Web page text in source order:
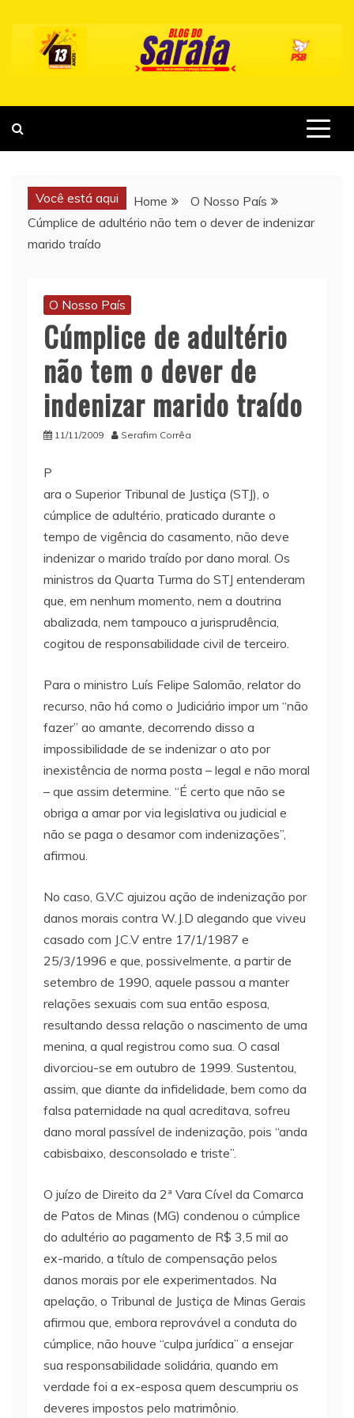
content
Você está aqui Home
O Nosso País
Cúmplice de adultério não tem o dever de indenizar
marido traído
O Nosso País
Cúmplice de adultério
não tem o dever de
indenizar marido traído
11/11/2009 Serafim Corrêa
P
ara o Superior Tribunal de Justiça (STJ), o
cúmplice de adultério, praticado durante o
tempo de vigência do casamento, não deve
indenizar o marido traído por dano moral. Os
ministros da Quarta Turma do STJ entenderam
que, em nenhum momento, nem a doutrina
abalizada, nem tampouco a jurisprudência,
cogitou de responsabilidade civil de terceiro.
Para o ministro Luís Felipe Salomão, relator do
recurso, não há como o Judiciário impor um “não
fazer” ao amante, decorrendo disso a
impossibilidade de se indenizar o ato por
inexistência de norma posta – legal e não moral
– que assim determine. “É certo que não se
obriga a amar por via legislativa ou judicial e
não se paga o desamor com indenizações”,
afirmou.
No caso, G.V.C ajuizou ação de indenização por
danos morais contra W.J.D alegando que viveu
casado com J.C.V entre 17/1/1987 e
25/3/1996 e que, possivelmente, a partir de
setembro de 1990, aquele passou a manter
relações sexuais com sua então esposa,
resultando dessa relação o nascimento de uma
menina, a qual registrou como sua. O casal
divorciou-se em outubro de 1999. Sustentou,
assim, que diante da infidelidade, bem como da
falsa paternidade na qual acreditava, sofreu
dano moral passível de indenização, pois “anda
cabisbaixo, desconsolado e triste”.
O juízo de Direito da 2ª Vara Cível da Comarca
de Patos de Minas (MG) condenou o cúmplice
do adultério ao pagamento de R$ 3,5 mil ao
ex-marido, a título de compensação pelos
danos morais por ele experimentados. Na
apelação, o Tribunal de Justiça de Minas Gerais
afirmou que, embora reprovável a conduta do
cúmplice, não houve “culpa jurídica” a ensejar
sua responsabilidade solidária, quando em
verdade foi a ex-esposa quem descumpriu os
deveres impostos pelo matrimônio.